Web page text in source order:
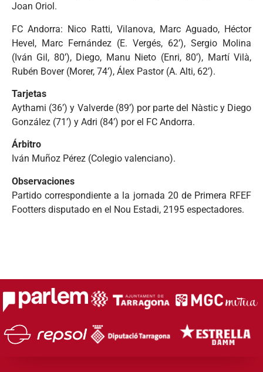
Joan Oriol.
FC Andorra: Nico Ratti, Vilanova, Marc Aguado, Héctor
Hevel, Marc Fernández (E. Vergés, 62’), Sergio Molina
(Iván Gil, 80’), Diego, Manu Nieto (Enri, 80’), Martí Vilà,
Rubén Bover (Morer, 74’), Álex Pastor (A. Alti, 62’).
Tarjetas
Aythami (36’) y Valverde (89’) por parte del Nàstic y Diego
González (71’) y Adri (84’) por el FC Andorra.
Árbitro
Iván Muñoz Pérez (Colegio valenciano).
Observaciones
Partido correspondiente a la jornada 20 de Primera RFEF
Footters disputado en el Nou Estadi, 2195 espectadores.